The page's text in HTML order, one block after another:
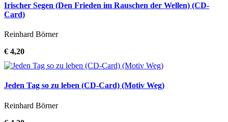
Irischer Segen (Den Frieden im Rauschen der Wellen) (CD-
Card)
Reinhard Börner
€ 4,20
Jeden Tag so zu leben (CD-Card) (Motiv Weg)
Reinhard Börner